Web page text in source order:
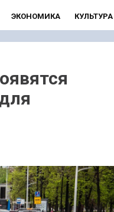
ЭКОНОМИКА КУЛЬТУРА